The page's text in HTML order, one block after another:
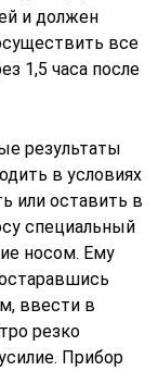
и должен
все
1,5 часа после
результаты
в условиях
или оставить в
специальный
носом. Ему
ввести в
резко
Прибор